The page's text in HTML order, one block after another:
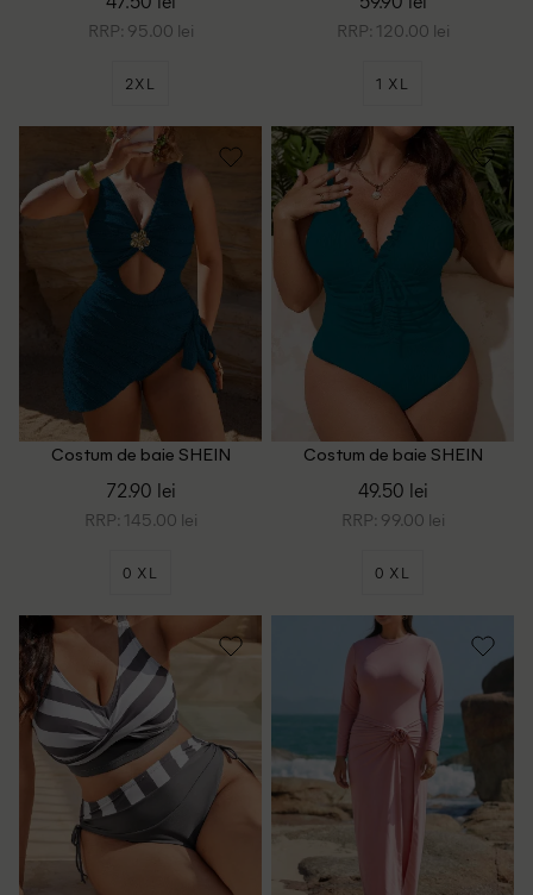
RRP: 95.00 lei
2XL
RRP: 120.00 lei
1 XL
Costum de baie SHEIN
72.90 lei
RRP: 145.00 lei
0 XL
Costum de baie SHEIN
49.50 lei
RRP: 99.00 lei
0 XL